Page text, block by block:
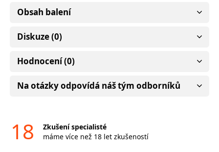
Obsah balení
Diskuze (0)
Hodnocení (0)
Na otázky odpovídá náš tým odborníků
18
Zkušení specialisté
máme více než 18 let zkušeností